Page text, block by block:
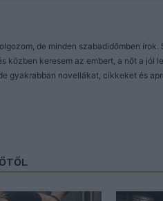
de minden szabadidőmben írok.
közben keresem az embert, a nőt a jól
gyakrabban novellákat, cikkeket és